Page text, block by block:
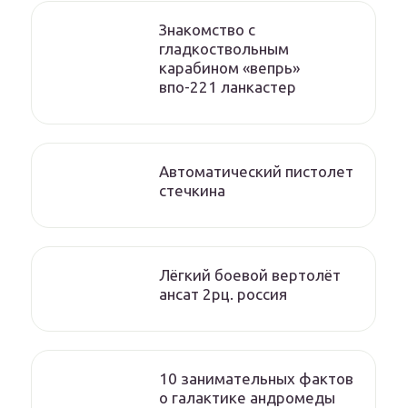
Знакомство с
гладкоствольным
карабином «вепрь»
впо-221 ланкастер
Автоматический пистолет
стечкина
Лёгкий боевой вертолёт
ансат 2рц. россия
10 занимательных фактов
о галактике андромеды